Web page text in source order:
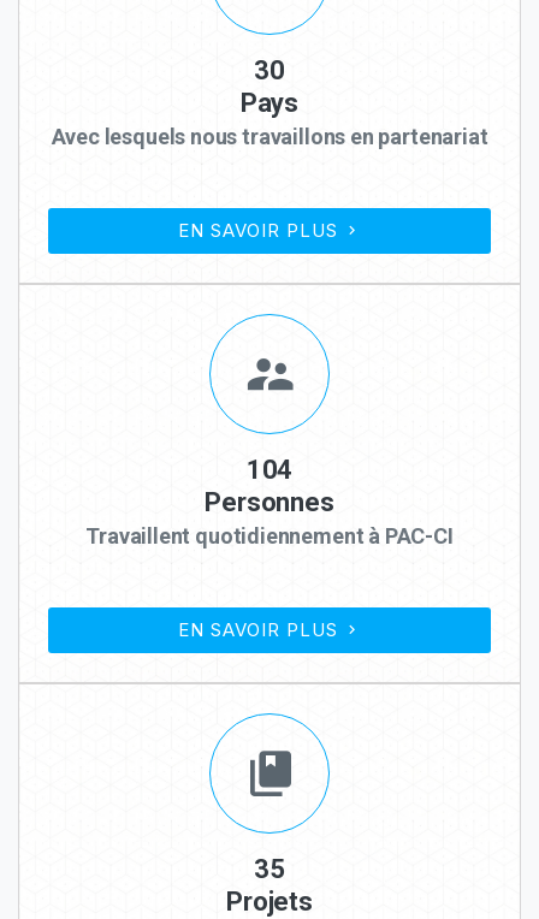
30
Pays
Avec lesquels nous travaillons en partenariat
EN SAVOIR PLUS
104
Personnes
Travaillent quotidiennement à PAC-CI
EN SAVOIR PLUS
35
Projets